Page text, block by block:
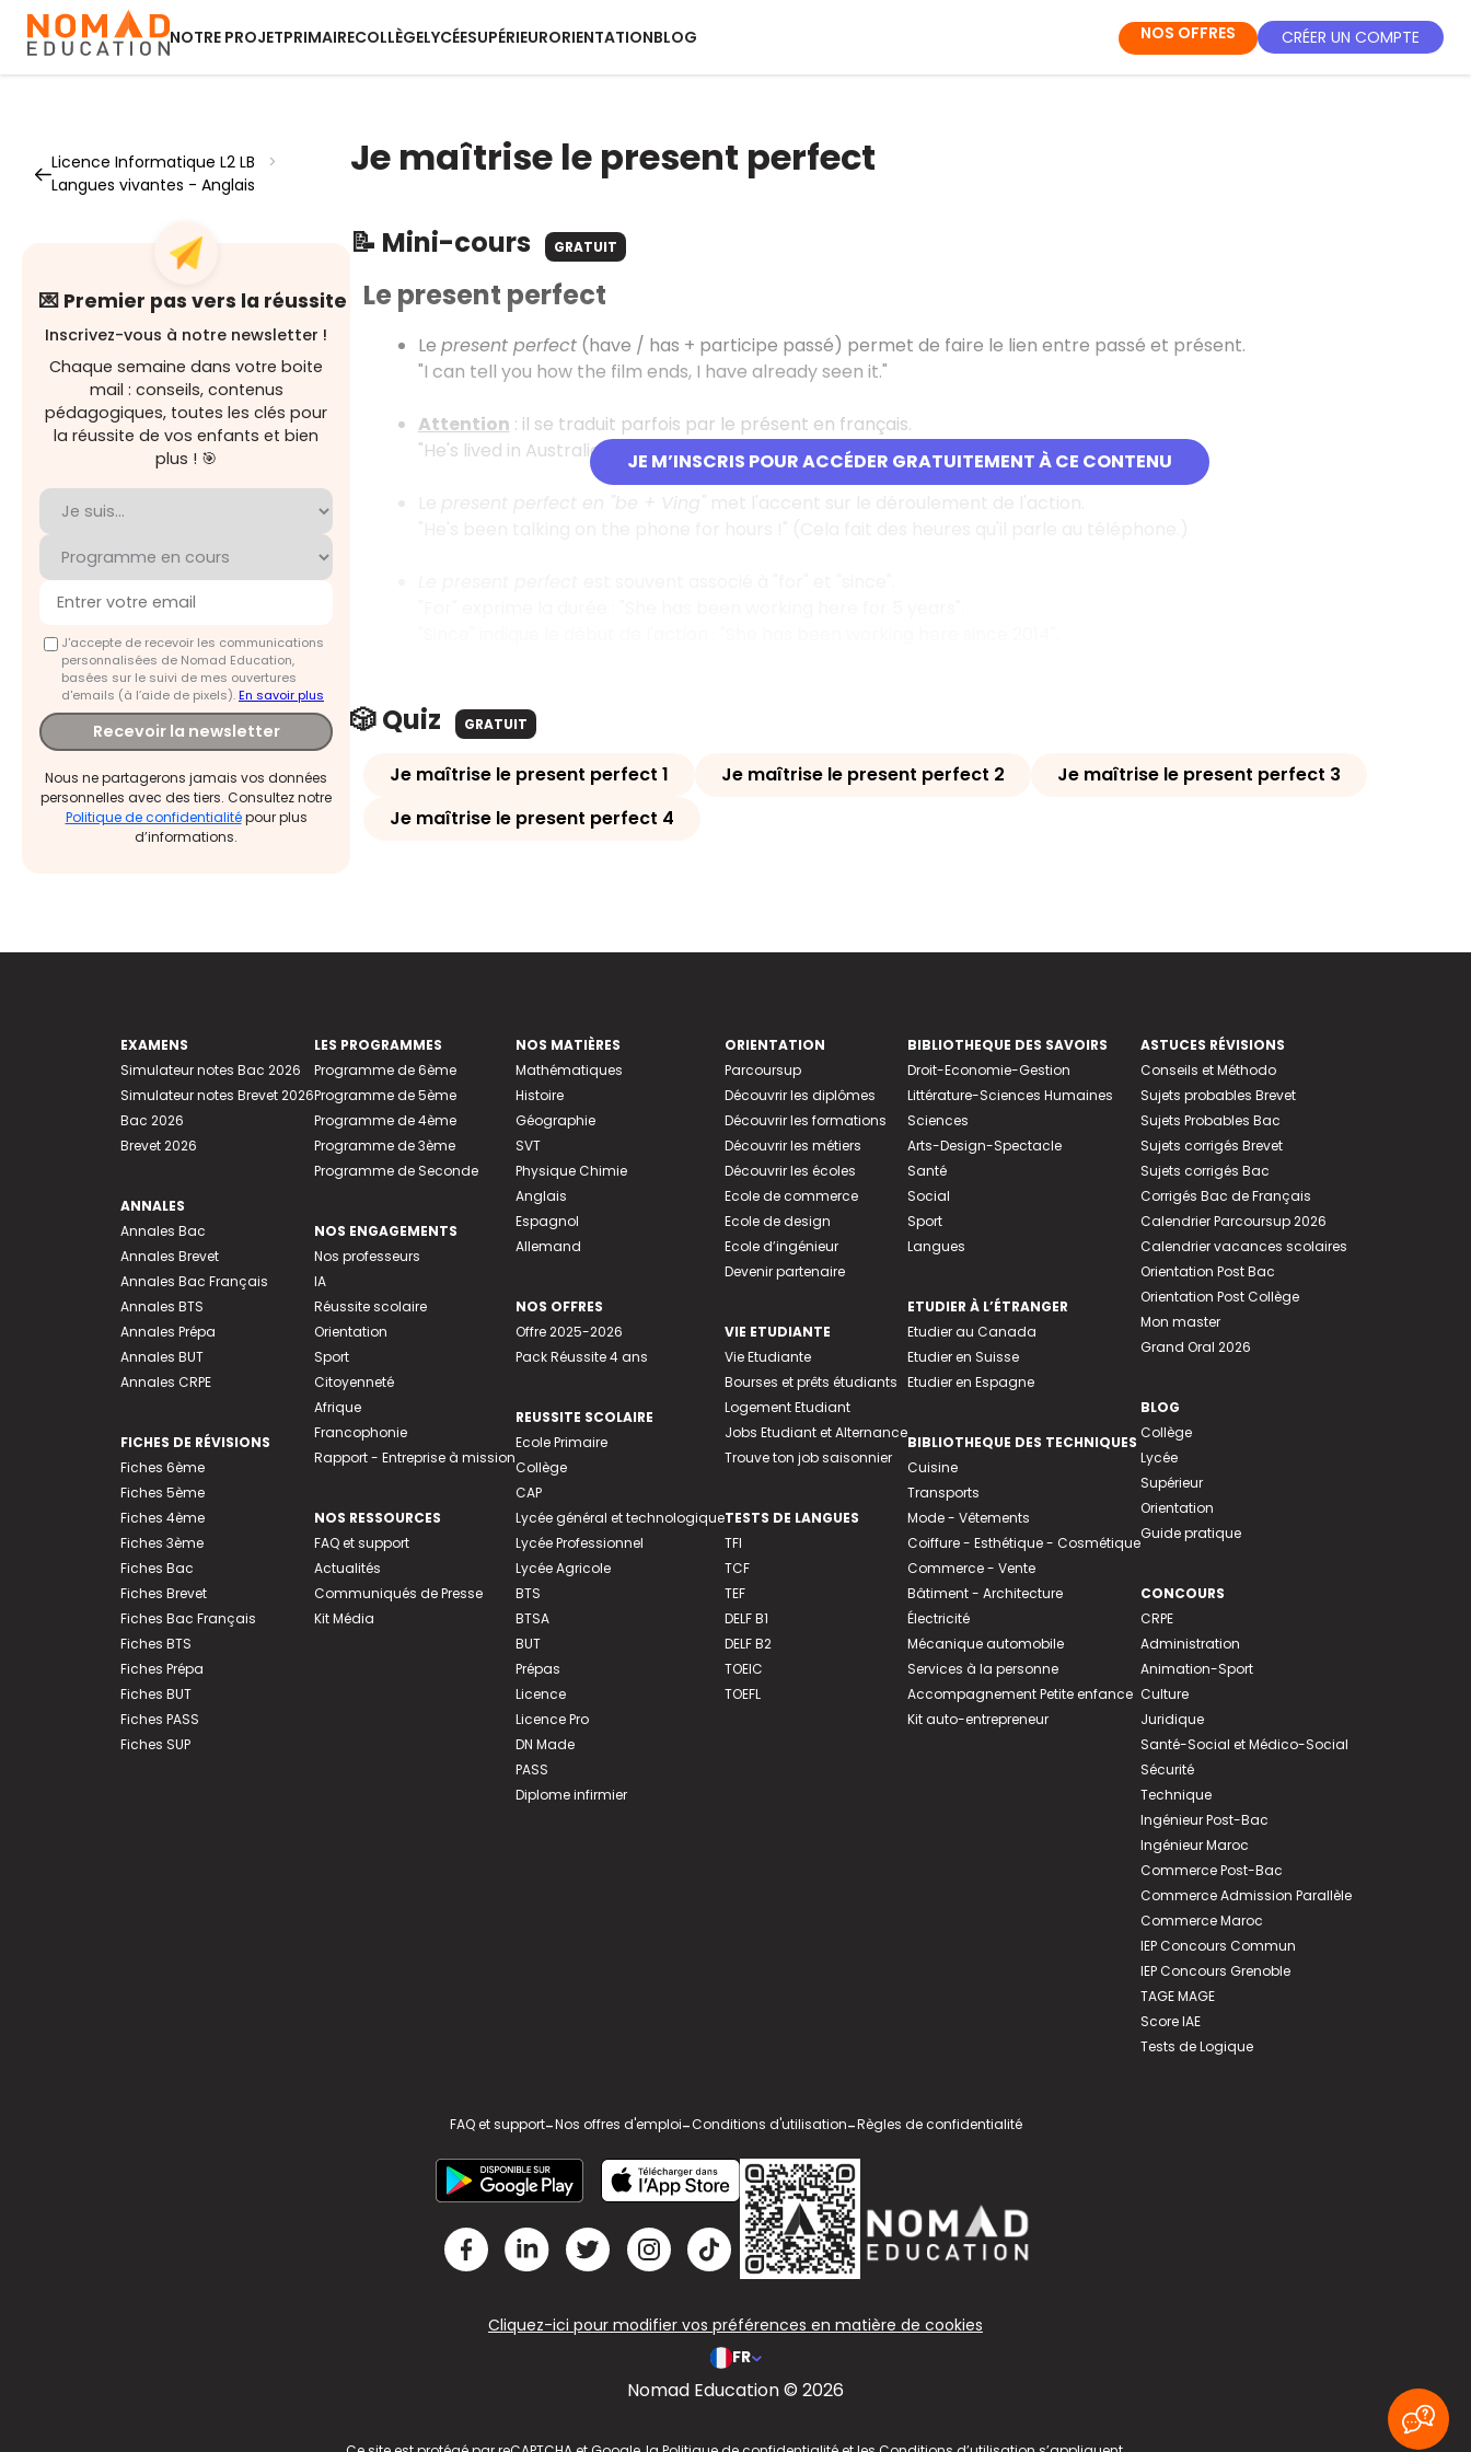
NOTRE PROJETPRIMAIRECOLLÈGELYCÉESUPÉRIEURORIENTATIONBLOG NOS OFFRES CRÉER UN COMPTE
Licence Informatique L2 LB
>
Langues vivantes - Anglais
💌 Premier pas vers la réussite
Inscrivez-vous à notre newsletter !
Chaque semaine dans votre boite
mail : conseils, contenus
pédagogiques, toutes les clés pour
la réussite de vos enfants et bien
plus ! 🎯
J'accepte de recevoir les communications
personnalisées de Nomad Education,
basées sur le suivi de mes ouvertures
d'emails (à l’aide de pixels).En savoir plus
Recevoir la newsletter
Nous ne partagerons jamais vos données
personnelles avec des tiers. Consultez notre
Politique de confidentialitépour plus
d’informations.
Je maîtrise le present perfect
📝 Mini-cours GRATUIT
JE M’INSCRIS POUR ACCÉDER GRATUITEMENT À CE CONTENU
Le present perfect
Le present perfect(have / has + participe passé) permet de faire le lien entre passé et présent.
"I can tell you how the film ends, I have already seen it."
Attention : il se traduit parfois par le présent en français.
"He's lived in Australia for over 11 years". (Cela fait plus de 11 ans qu'il vit en Australie.)
🎲 Quiz GRATUIT
Je maîtrise le present perfect 1 Je maîtrise le present perfect 2
Je maîtrise le present perfect 3
Je maîtrise le present perfect 4
EXAMENS
Simulateur notes Bac 2026
Simulateur notes Brevet 2026
Bac 2026
Brevet 2026
ANNALES
Annales Bac
Annales Brevet
Annales Bac Français
Annales BTS
Annales Prépa
Annales BUT
Annales CRPE
FICHES DE RÉVISIONS
Fiches 6ème
Fiches 5ème
Fiches 4ème
Fiches 3ème
Fiches Bac
Fiches Brevet
Fiches Bac Français
Fiches BTS
Fiches Prépa
Fiches BUT
Fiches PASS
Fiches SUP
LES PROGRAMMES
Programme de 6ème
Programme de 5ème
Programme de 4ème
Programme de 3ème
Programme de Seconde
NOS ENGAGEMENTS
Nos professeurs
IA
Réussite scolaire
Orientation
Sport
Citoyenneté
Afrique
Francophonie
Rapport - Entreprise à mission
NOS RESSOURCES
FAQ et support
Actualités
Communiqués de Presse
Kit Média
NOS MATIÈRES
Mathématiques
Histoire
Géographie
SVT
Physique Chimie
Anglais
Espagnol
Allemand
NOS OFFRES
Offre 2025-2026
Pack Réussite 4 ans
REUSSITE SCOLAIRE
Ecole Primaire
Collège
CAP
Lycée général et technologique
Lycée Professionnel
Lycée Agricole
BTS
BTSA
BUT
Prépas
Licence
Licence Pro
DN Made
PASS
Diplome infirmier
ORIENTATION
Parcoursup
Découvrir les diplômes
Découvrir les formations
Découvrir les métiers
Découvrir les écoles
Ecole de commerce
Ecole de design
Ecole d’ingénieur
Devenir partenaire
VIE ETUDIANTE
Vie Etudiante
Bourses et prêts étudiants
Logement Etudiant
Jobs Etudiant et Alternance
Trouve ton job saisonnier
TESTS DE LANGUES
TFI
TCF
TEF
DELF B1
DELF B2
TOEIC
TOEFL
BIBLIOTHEQUE DES SAVOIRS
Droit-Economie-Gestion
Littérature-Sciences Humaines
Sciences
Arts-Design-Spectacle
Santé
Social
Sport
Langues
ETUDIER À L’ÉTRANGER
Etudier au Canada
Etudier en Suisse
Etudier en Espagne
BIBLIOTHEQUE DES TECHNIQUES
Cuisine
Transports
Mode - Vêtements
Coiffure - Esthétique - Cosmétique
Commerce - Vente
Bâtiment - Architecture
Électricité
Mécanique automobile
Services à la personne
Accompagnement Petite enfance
Kit auto-entrepreneur
ASTUCES RÉVISIONS
Conseils et Méthodo
Sujets probables Brevet
Sujets Probables Bac
Sujets corrigés Brevet
Sujets corrigés Bac
Corrigés Bac de Français
Calendrier Parcoursup 2026
Calendrier vacances scolaires
Orientation Post Bac
Orientation Post Collège
Mon master
Grand Oral 2026
BLOG
Collège
Lycée
Supérieur
Orientation
Guide pratique
CONCOURS
CRPE
Administration
Animation-Sport
Culture
Juridique
Santé-Social et Médico-Social
Sécurité
Technique
Ingénieur Post-Bac
Ingénieur Maroc
Commerce Post-Bac
Commerce Admission Parallèle
Commerce Maroc
IEP Concours Commun
IEP Concours Grenoble
TAGE MAGE
Score IAE
Tests de Logique
FAQ et support-Nos offres d'emploi-Conditions d'utilisation-Règles de confidentialité
Cliquez-ici pour modifier vos préférences en matière de cookies
FR
Nomad Education © 2026